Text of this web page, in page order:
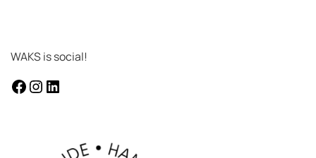
WAKS is social!
facebook
instagram
Linkedin